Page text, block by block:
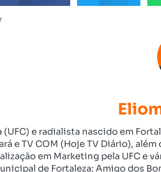
e radialista nascido em
e TV COM (Hoje TV Diário),
em Marketing pela UFC e
de Fortaleza; Amigo dos